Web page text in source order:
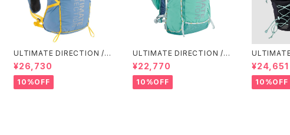
ULTIMATE DIRECTION /
アルティメット ディレクション
Fastpack 30 Men's / Fog
¥26,730
10%OFF
ULTIMATE DIRECTION /
アルティメット ディレクション
Fastpackher 20 Wome
n'S / Emerald 2.0
¥22,770
10%OFF
ルディメッ
ODUS
ベスタ）ウ
¥24,651
10%OFF